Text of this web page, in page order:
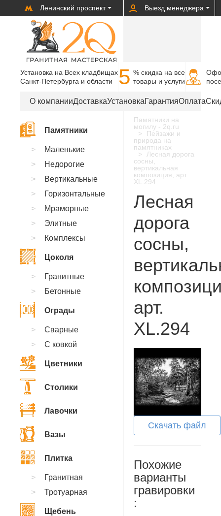
Ленинский проспект Выезд менеджера
Установка на Всех кладбищах
Санкт-Петербурга и области
5 % cкидка на все
товары и услуги
О компанииДоставкаУстановкаГарантияОплата
Памятники на
могилу - 2q.ru
Пейзажи и
природа на
памятниках
Лесная дорога
сосны,
вертикальная
композиция, арт.
XL.294
Лесная
дорога
сосны,
арт.
XL.294
Скачать файл
Похожие
варианты
гравировки
:
Памятники
Маленькие
Недорогие
Вертикальные
Горизонтальные
Мраморные
Элитные
Комплексы
Цоколя
Гранитные
Бетонные
Ограды
Сварные
С ковкой
Цветники
Столики
Лавочки
Вазы
Плитка
Гранитная
Тротуарная
Щебень